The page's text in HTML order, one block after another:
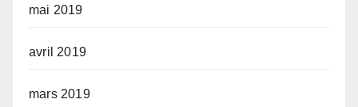
mai 2019
avril 2019
mars 2019